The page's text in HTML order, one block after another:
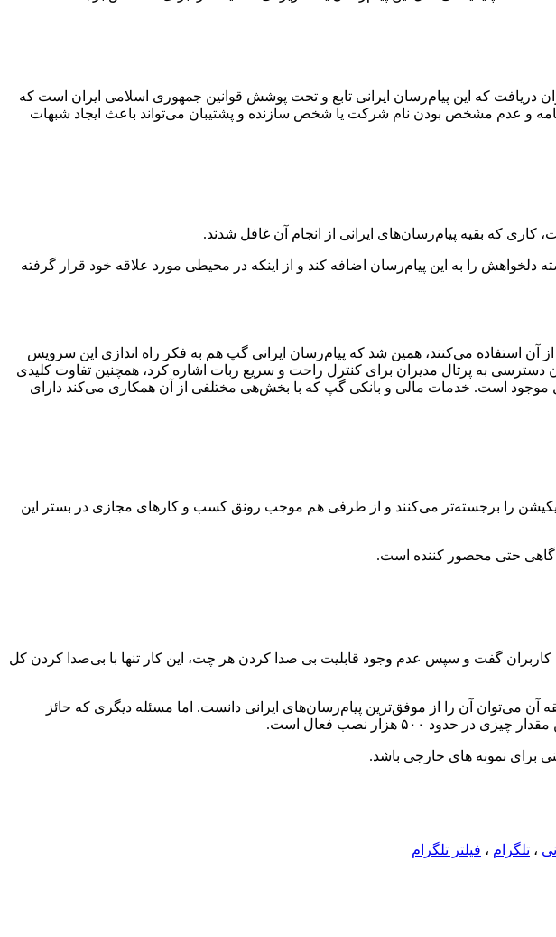
دریافت که این پیام‌رسان ایرانی تابع و تحت پوشش قوانین جمهوری اسلامی ایران است که
و عدم مشخص بودن نام شرکت یا شخص سازنده و پشتیبان می‌تواند باعث ایجاد شبهات
کاری که بقیه پیام‌رسان‌های ایرانی از انجام آن غافل شدند.
را به این پیام‌رسان اضافه کند و از اینکه در محیطی مورد علاقه خود قرار گرفته
استفاده می‌کنند، همین شد که پیام‌رسان ایرانی گپ هم به فکر راه اندازی این سرویس
دسترسی به پرتال مدیران برای کنترل راحت و سریع ربات اشاره کرد، همچنین تفاوت کلیدی
موجود است. خدمات مالی و بانکی گپ که با بخش‌هی مختلفی از آن همکاری می‌کند دارای
را برجسته‌تر می‌کنند و از طرفی هم موجب رونق کسب و کارهای مجازی در بستر این
کاربران گفت و سپس عدم وجود قابلیت بی صدا کردن هر چت، این کار تنها با بی‌صدا کردن کل
آن می‌توان آن را از موفق‌ترین پیام‌رسان‌های ایرانی دانست. اما مسئله دیگری که حائز
برای نمونه های خارجی باشد.
، تلگرام ، فیلتر تلگرام